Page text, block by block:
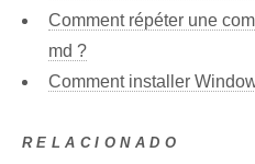
Comment répéter une
md ?
Comment installer
RELACIONADO